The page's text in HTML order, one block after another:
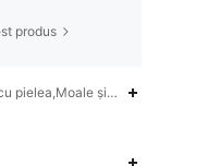
produs
pielea,Moale și